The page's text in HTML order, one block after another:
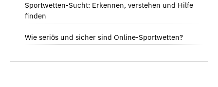
Sportwetten-Sucht: Erkennen, verstehen und Hilfe
finden
Wie seriös und sicher sind Online-Sportwetten?